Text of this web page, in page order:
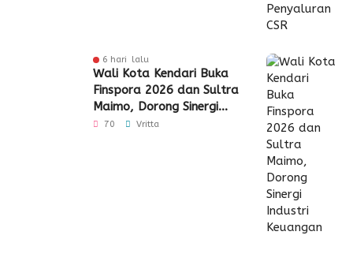
6 hari lalu
Wali Kota Kendari Buka
Finspora 2026 dan Sultra
Maimo, Dorong Sinergi
Industri Keuangan
70 Vritta